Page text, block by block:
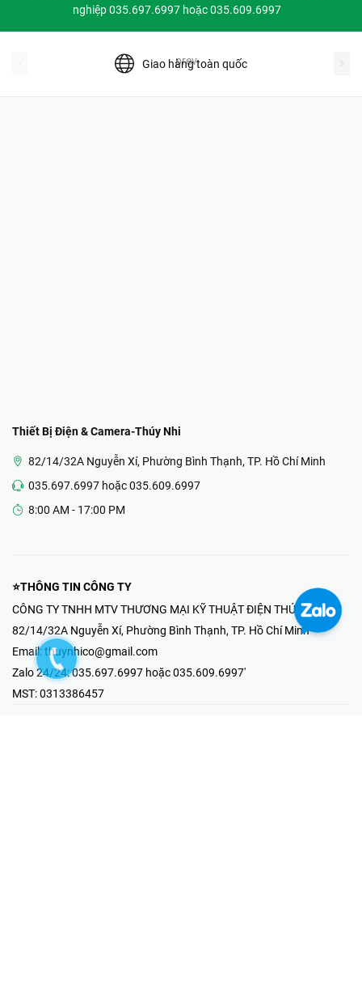
nghiệp 035.697.6997 hoặc 035.609.6997
Giao hàng toàn quốc
prev
Thiết Bị Điện & Camera-Thúy Nhi
82/14/32A Nguyễn Xí, Phường Bình Thạnh, TP. Hồ Chí Minh
035.697.6997 hoặc 035.609.6997
8:00 AM - 17:00 PM
⭐THÔNG TIN CÔNG TY
CÔNG TY TNHH MTV THƯƠNG MẠI KỸ THUẬT ĐIỆN THÚY NHI
82/14/32A Nguyễn Xí, Phường Bình Thạnh, TP. Hồ Chí Minh
Email: thuynhico@gmail.com
Zalo 24/24:035.697.6997 hoặc 035.609.6997'
MST:0313386457